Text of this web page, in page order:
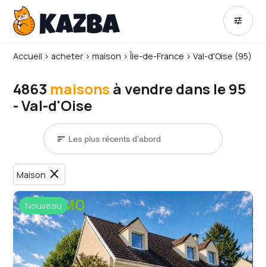
tune
Accueil › acheter ›maison ›Île-de-France ›Val-d'Oise (95)
4863 maisons à vendre dans le 95
- Val-d'Oise
sort
Maison close
Nouveau